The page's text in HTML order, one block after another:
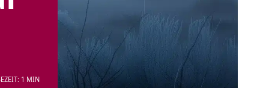
1 MIN